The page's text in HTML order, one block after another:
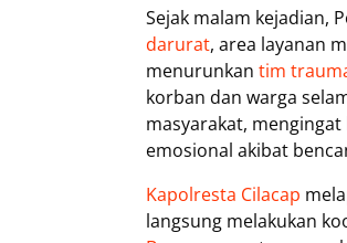
Sejak malam kejadian,
darurat, area layanan
menurunkan tim
korban dan warga
masyarakat,
emosional akibat
Kapolresta Cilacap
langsung melakukan